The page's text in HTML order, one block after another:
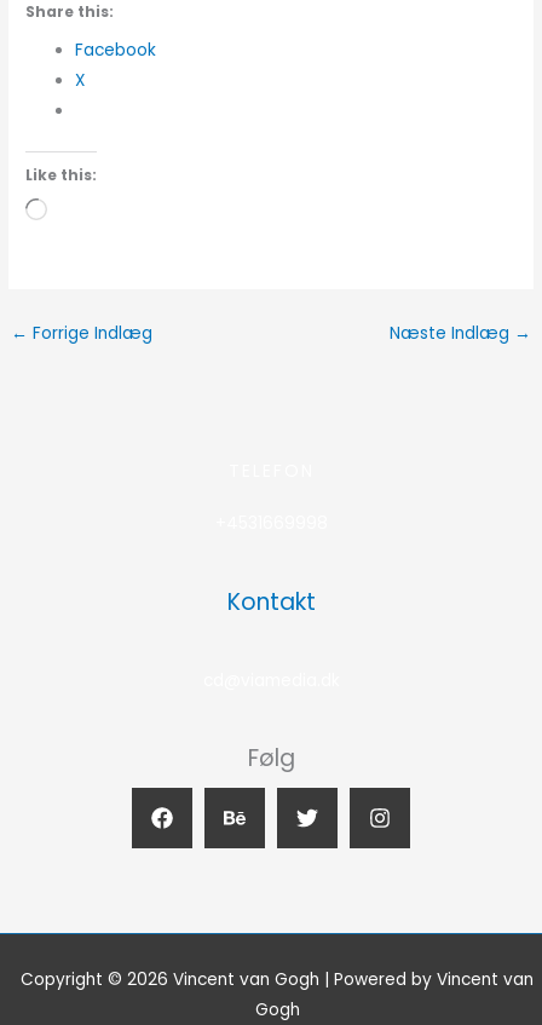
Share this:
Facebook
X
Like this:
Loading…
← Forrige Indlæg Næste Indlæg →
Kontakt
Følg
Copyright © 2026 Vincent van Gogh | Powered by Vincent van
Gogh